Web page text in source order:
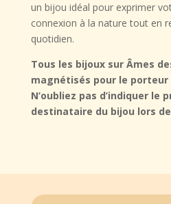
un bijou idéal pour exprimer
connexion à la nature tout en
quotidien.
Tous les bijoux sur Âmes
magnétisés pour le
N’oubliez pas d’indiquer le
destinataire du bijou lors